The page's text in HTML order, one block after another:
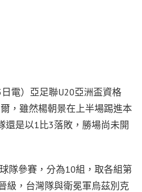
電）亞足聯U20亞洲盃資格
，雖然楊朝景在上半場踢進本
還是以1比3落敗，勝場尚未開
隊參賽，分為10組，取各組第
級，台灣隊與衛冕軍烏茲別克